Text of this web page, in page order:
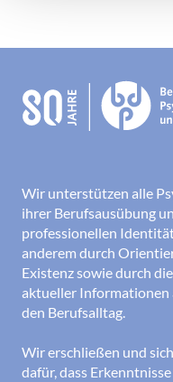
Wir unterstützen alle
ihrer Berufsausübung
professionellen
anderem durch
Existenz sowie durch
aktueller Informationen
den Berufsalltag.
Wir erschließen und
dafür, dass